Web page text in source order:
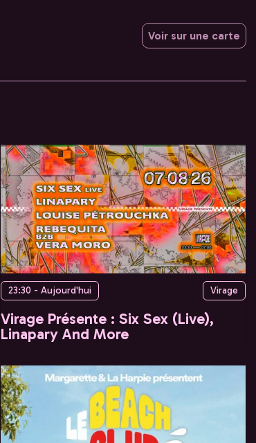
Voir sur une carte
23:30 - Aujourd'hui Virage
Virage Présente : Six Sex (Live),
Linapary And More